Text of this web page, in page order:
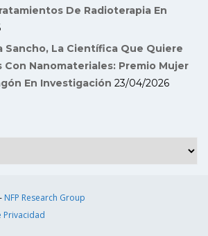
De Radioterapia En
Sancho, La Científica Que Quiere
Nanomateriales: Premio Mujer
En Investigación 23/04/2026
NFP Research Group
Privacidad